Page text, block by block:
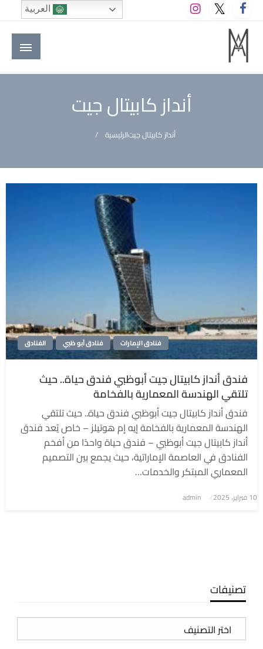
التخطي
إلى
المحتوى
M A hotels | إم ايه هوتيلز
الموقع الأول للعاملين في الفنادق في العالم العربي
أنداز كابيتال جيت
الرئيسيةأنداز كابيتال جيت
الفنادق فنادق أبو ظبي فنادق الإمارات
فندق أنداز كابيتال جيت أبوظبي فندق حياة.. حيث
تلتقي الهندسة المعمارية بالفخامة
فندق أنداز كابيتال جيت أبوظبي فندق حياة.. حيث تلتقي
الهندسة المعمارية بالفخامة إيه إم هوتيلز – خاص يُعد فندق
أنداز كابيتال جيت أبوظبي – فندق حياة واحدًا من أفخم
الفنادق في العاصمة الإماراتية، حيث يجمع بين التصميم
المعماري المبتكر والخدمات…
نُشر
10 فبراير، 2025 admin
تصنيفات
تصنيفات
العربية